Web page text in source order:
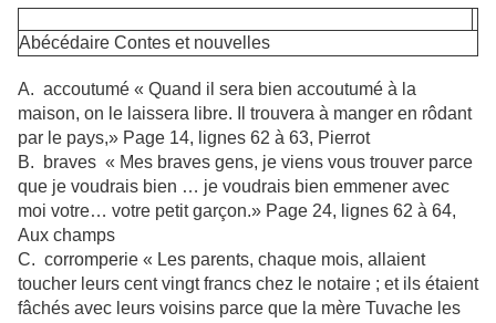
Abécédaire Contes et nouvelles
A. accoutumé « Quand il sera bien accoutumé à la
maison, on le laissera libre. Il trouvera à manger en rôdant
par le pays,» Page 14, lignes 62 à 63, Pierrot
B. braves « Mes braves gens, je viens vous trouver parce
que je voudrais bien … je voudrais bien emmener avec
moi votre… votre petit garçon.» Page 24, lignes 62 à 64,
Aux champs
C. corromperie « Les parents, chaque mois, allaient
toucher leurs cent vingt francs chez le notaire ; et ils étaient
fâchés avec leurs voisins parce que la mère Tuvache les